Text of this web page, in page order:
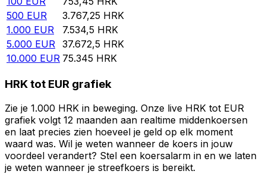
500 EUR 3.767,25 HRK
1.000 EUR 7.534,5 HRK
5.000 EUR 37.672,5 HRK
10.000 EUR 75.345 HRK
HRK tot EUR grafiek
Zie je 1.000 HRK in beweging. Onze live HRK tot EUR
grafiek volgt 12 maanden aan realtime middenkoersen
en laat precies zien hoeveel je geld op elk moment
waard was. Wil je weten wanneer de koers in jouw
voordeel verandert? Stel een koersalarm in en we laten
je weten wanneer je streefkoers is bereikt.